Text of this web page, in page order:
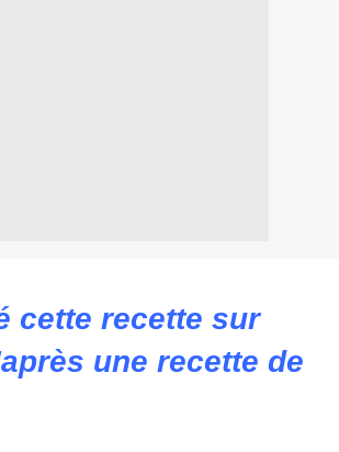
cette recette sur
une recette de